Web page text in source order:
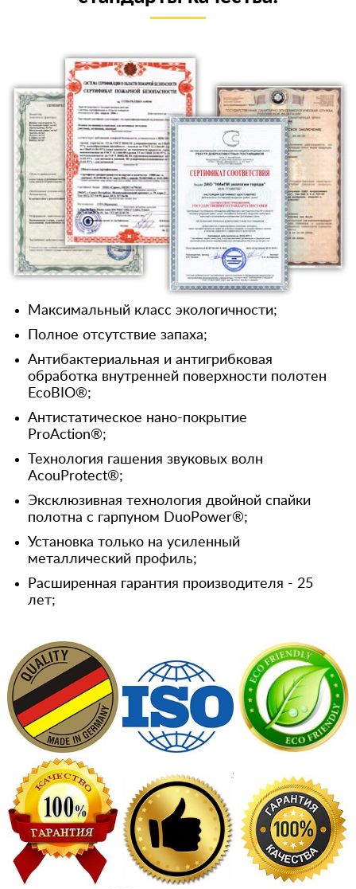
Максимальный класс экологичности;
Полное отсутствие запаха;
Антибактериальная и антигрибковая
обработка внутренней поверхности полотен
EcoBIO®;
Антистатическое нано-покрытие
ProAction®;
Технология гашения звуковых волн
AcouProtect®;
Эксклюзивная технология двойной спайки
полотна с гарпуном DuoPower®;
Установка только на усиленный
металлический профиль;
Расширенная гарантия производителя - 25
лет;